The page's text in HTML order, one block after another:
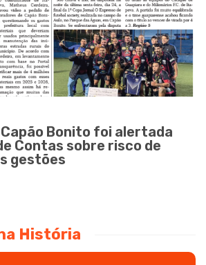
Bonito foi alertada
Contas sobre risco de
gestões
História